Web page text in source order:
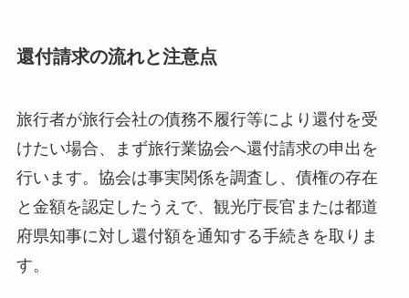
還付請求の流れと注意点
旅行者が旅行会社の債務不履行等により還付を受
けたい場合、まず旅行業協会へ還付請求の申出を
行います。協会は事実関係を調査し、債権の存在
と金額を認定したうえで、観光庁長官または都道
府県知事に対し還付額を通知する手続きを取りま
す。